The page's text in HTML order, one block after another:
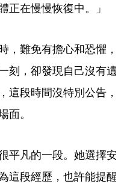
正在慢慢恢復中。」
，難免有擔心和恐懼，
刻，卻發現自己沒有遺
這段時間沒特別公告，
面。
平凡的一段。她選擇安
這段經歷，也許能提醒